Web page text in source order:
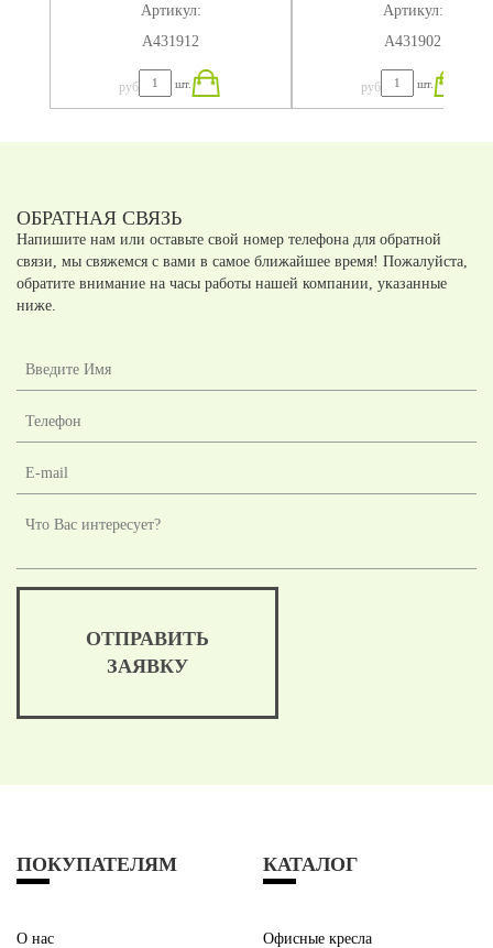
Артикул:
А431912
руб шт.
Артикул:
А431902
руб шт.
ОБРАТНАЯ СВЯЗЬ
Напишите нам или оставьте свой номер телефона для обратной
связи, мы свяжемся с вами в самое ближайшее время! Пожалуйста,
обратите внимание на часы работы нашей компании, указанные
ниже.
ОТПРАВИТЬ
ЗАЯВКУ
ПОКУПАТЕЛЯМ
О нас
КАТАЛОГ
Офисные кресла